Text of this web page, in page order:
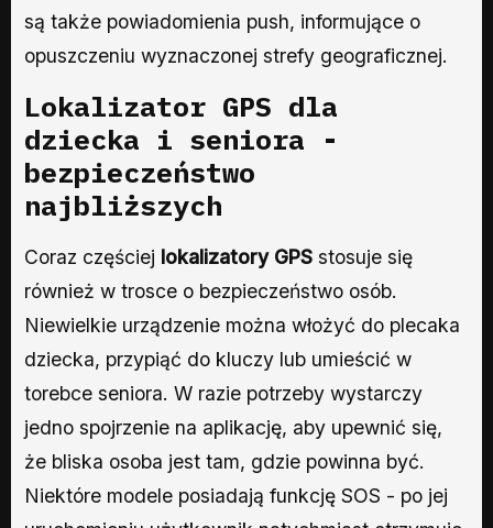
są także powiadomienia push, informujące o
opuszczeniu wyznaczonej strefy geograficznej.
Lokalizator GPS dla
dziecka i seniora -
bezpieczeństwo
najbliższych
Coraz częściej lokalizatory GPS stosuje się
również w trosce o bezpieczeństwo osób.
Niewielkie urządzenie można włożyć do plecaka
dziecka, przypiąć do kluczy lub umieścić w
torebce seniora. W razie potrzeby wystarczy
jedno spojrzenie na aplikację, aby upewnić się,
że bliska osoba jest tam, gdzie powinna być.
Niektóre modele posiadają funkcję SOS - po jej